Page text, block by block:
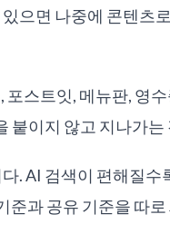
으면 나중에 콘텐츠
스트잇, 메뉴판, 영
붙이지 않고 지나가는
. AI 검색이 편해질수
준과 공유 기준을 따